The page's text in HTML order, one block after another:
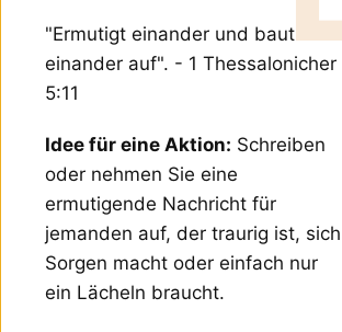
"Ermutigt einander und baut
einander auf". - 1 Thessalonicher
5:11
Idee für eine Aktion: Schreiben
oder nehmen Sie eine
ermutigende Nachricht für
jemanden auf, der traurig ist, sich
Sorgen macht oder einfach nur
ein Lächeln braucht.